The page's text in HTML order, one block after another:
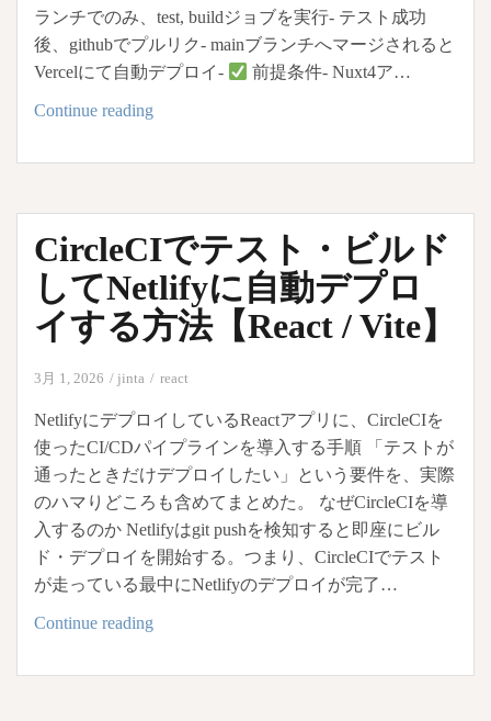
ランチでのみ、test, buildジョブを実行- テスト成功
後、githubでプルリク- mainブランチへマージされると
Vercelにて自動デプロイ-
前提条件- Nuxt4ア…
Continue reading
Yarn】
か
ら
Vercel
へ
自
デ
プ
ロ
イ
す
る
方
法
CircleCIでテスト・ビルド
してNetlifyに自動デプロ
イする方法【React / Vite】
3月 1, 2026 jinta react
NetlifyにデプロイしているReactアプリに、CircleCIを
使ったCI/CDパイプラインを導入する手順 「テストが
通ったときだけデプロイしたい」という要件を、実際
のハマりどころも含めてまとめた。 なぜCircleCIを導
入するのか Netlifyはgit pushを検知すると即座にビル
ド・デプロイを開始する。つまり、CircleCIでテスト
が走っている最中にNetlifyのデプロイが完了…
Continue reading
テ